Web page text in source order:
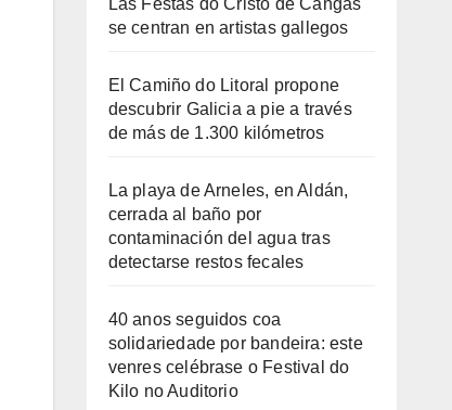
se centran en artistas gallegos
El Camiño do Litoral propone
descubrir Galicia a pie a través
de más de 1.300 kilómetros
La playa de Arneles, en Aldán,
cerrada al baño por
contaminación del agua tras
detectarse restos fecales
40 anos seguidos coa
solidariedade por bandeira: este
venres celébrase o Festival do
Kilo no Auditorio